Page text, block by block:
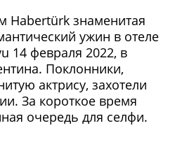
Habertürk знаменитая
ужин в отеле
14 февраля 2022, в
Поклонники,
актрису, захотели
За короткое время
очередь для селфи.